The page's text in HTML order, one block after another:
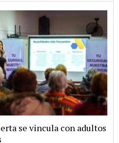
se vincula con adultos